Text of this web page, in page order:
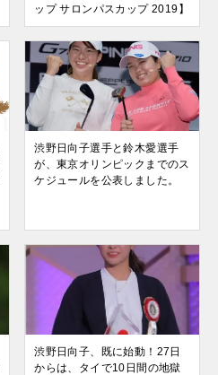
ップ サロンパスカップ 2019】
渋野日向子選手と鈴木愛選手
が、東京オリンピックまでのス
ケジュールを公表しました。
渋野日向子、既に始動！27日
からは、タイで10日間の地獄